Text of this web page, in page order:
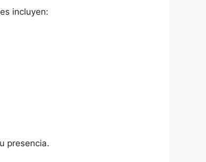
incluyen:
presencia.